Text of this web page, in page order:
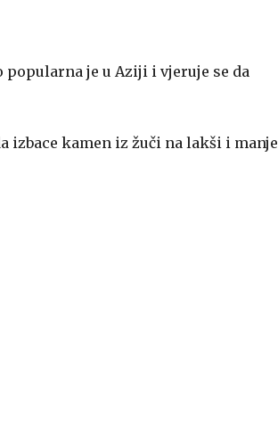
je u Aziji i vjeruje se da
izbace kamen iz žuči na lakši i manje